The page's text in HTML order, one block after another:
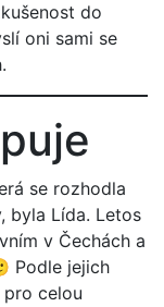
do
oni sami se
se rozhodla
byla Lída. Letos
v Čechách a
Podle jejich
celou